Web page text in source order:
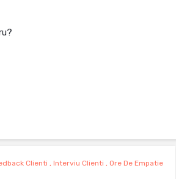
Clienti , Interviu Clienti , Ore De Empatie